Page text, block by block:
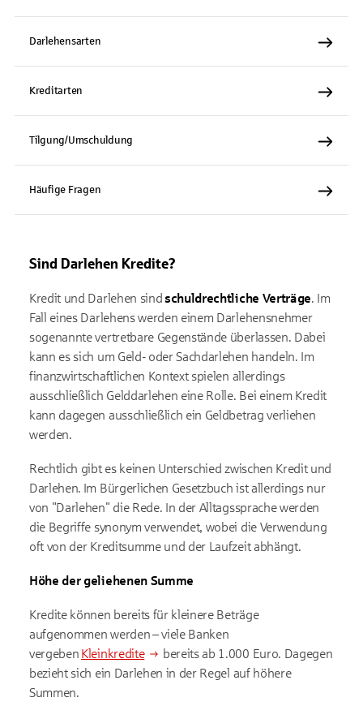
Darlehensarten
Kreditarten
Tilgung/Umschuldung
Häufige Fragen
Sind Darlehen Kredite?
Kredit und Darlehen sind schuldrechtliche Verträge. Im
Fall eines Darlehens werden einem Darlehensnehmer
sogenannte vertretbare Gegenstände überlassen. Dabei
kann es sich um Geld- oder Sachdarlehen handeln. Im
finanzwirtschaftlichen Kontext spielen allerdings
ausschließlich Gelddarlehen eine Rolle. Bei einem Kredit
kann dagegen ausschließlich ein Geldbetrag verliehen
werden.
Rechtlich gibt es keinen Unterschied zwischen Kredit und
Darlehen. Im Bürgerlichen Gesetzbuch ist allerdings nur
von "Darlehen" die Rede. In der Alltagssprache werden
die Begriffe synonym verwendet, wobei die Verwendung
oft von der Kreditsumme und der Laufzeit abhängt.
Höhe der geliehenen Summe
Kredite können bereits für kleinere Beträge
aufgenommen werden – viele Banken
vergeben Kleinkredite
bereits ab 1.000 Euro. Dagegen
bezieht sich ein Darlehen in der Regel auf höhere
Summen.